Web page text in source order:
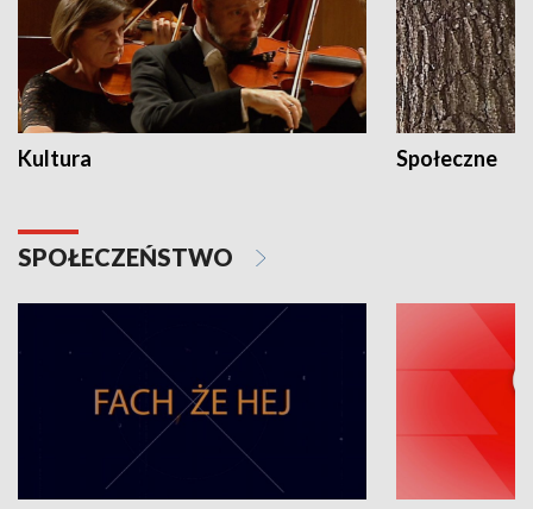
Kultura Społeczne
SPOŁECZEŃSTWO